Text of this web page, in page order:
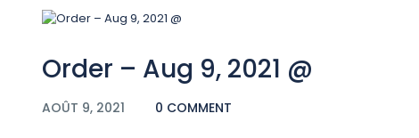
Order – Aug 9, 2021 @
AOÛT 9, 2021 0 COMMENT